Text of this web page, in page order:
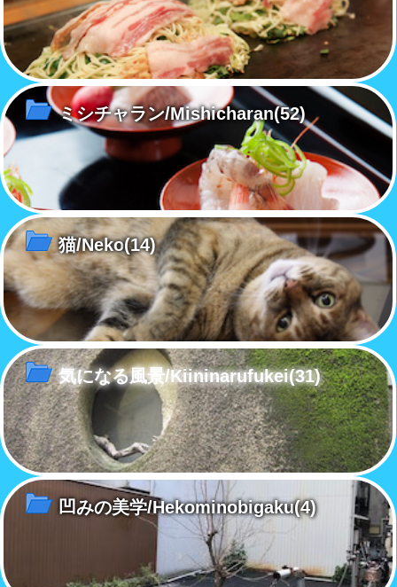
ミシチャラン/Mishicharan(52)
猫/Neko(14)
気になる風景/Kiininarufukei(31)
凹みの美学/Hekominobigaku(4)